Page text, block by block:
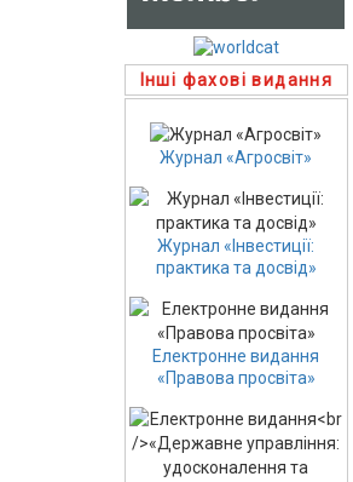
Інші фахові видання
Журнал «Агросвіт»
Журнал «Інвестиції:
практика та досвід»
Електронне видання
«Правова просвіта»